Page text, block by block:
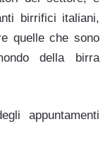
birrifici italiani,
quelle che sono
della birra
appuntamenti